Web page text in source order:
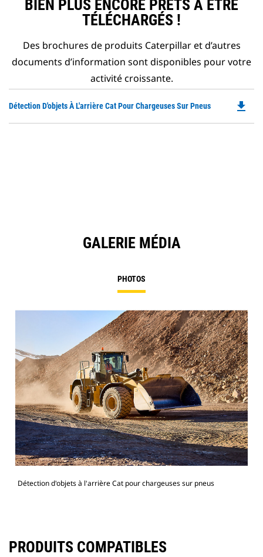
BIEN PLUS ENCORE PRÊTS À ÊTRE
TÉLÉCHARGÉS !
Des brochures de produits Caterpillar et d’autres
documents d’information sont disponibles pour votre
activité croissante.
Détection D'objets À L'arrière Cat Pour Chargeuses Sur Pneus file_download
GALERIE MÉDIA
PHOTOS
Détection d'objets à l'arrière Cat pour chargeuses sur pneus
PRODUITS COMPATIBLES